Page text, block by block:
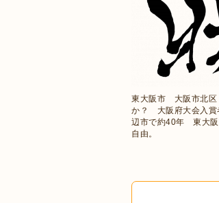
東大阪市 大阪市北区
か？ 大阪府大会入賞
辺市で約40年 東大阪
自由。